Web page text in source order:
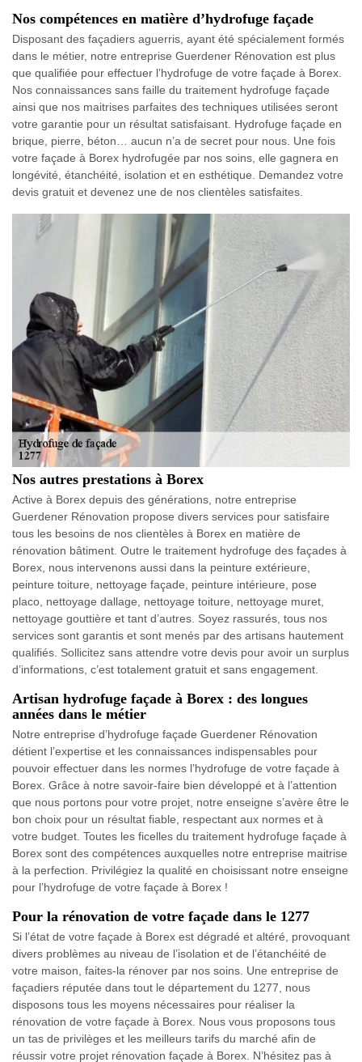
Nos compétences en matière d’hydrofuge façade
Disposant des façadiers aguerris, ayant été spécialement formés
dans le métier, notre entreprise Guerdener Rénovation est plus
que qualifiée pour effectuer l’hydrofuge de votre façade à Borex.
Nos connaissances sans faille du traitement hydrofuge façade
ainsi que nos maitrises parfaites des techniques utilisées seront
votre garantie pour un résultat satisfaisant. Hydrofuge façade en
brique, pierre, béton… aucun n’a de secret pour nous. Une fois
votre façade à Borex hydrofugée par nos soins, elle gagnera en
longévité, étanchéité, isolation et en esthétique. Demandez votre
devis gratuit et devenez une de nos clientèles satisfaites.
Nos autres prestations à Borex
Active à Borex depuis des générations, notre entreprise
Guerdener Rénovation propose divers services pour satisfaire
tous les besoins de nos clientèles à Borex en matière de
rénovation bâtiment. Outre le traitement hydrofuge des façades à
Borex, nous intervenons aussi dans la peinture extérieure,
peinture toiture, nettoyage façade, peinture intérieure, pose
placo, nettoyage dallage, nettoyage toiture, nettoyage muret,
nettoyage gouttière et tant d’autres. Soyez rassurés, tous nos
services sont garantis et sont menés par des artisans hautement
qualifiés. Sollicitez sans attendre votre devis pour avoir un surplus
d’informations, c’est totalement gratuit et sans engagement.
Artisan hydrofuge façade à Borex : des longues
années dans le métier
Notre entreprise d’hydrofuge façade Guerdener Rénovation
détient l’expertise et les connaissances indispensables pour
pouvoir effectuer dans les normes l’hydrofuge de votre façade à
Borex. Grâce à notre savoir-faire bien développé et à l’attention
que nous portons pour votre projet, notre enseigne s’avère être le
bon choix pour un résultat fiable, respectant aux normes et à
votre budget. Toutes les ficelles du traitement hydrofuge façade à
Borex sont des compétences auxquelles notre entreprise maitrise
à la perfection. Privilégiez la qualité en choisissant notre enseigne
pour l’hydrofuge de votre façade à Borex !
Pour la rénovation de votre façade dans le 1277
Si l’état de votre façade à Borex est dégradé et altéré, provoquant
divers problèmes au niveau de l’isolation et de l’étanchéité de
votre maison, faites-la rénover par nos soins. Une entreprise de
façadiers réputée dans tout le département du 1277, nous
disposons tous les moyens nécessaires pour réaliser la
rénovation de votre façade à Borex. Nous vous proposons tous
un tas de privilèges et les meilleurs tarifs du marché afin de
réussir votre projet rénovation façade à Borex. N’hésitez pas à